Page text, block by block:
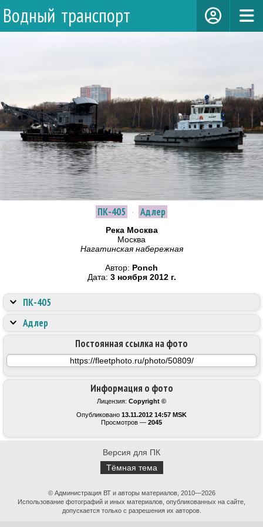
Водный транспорт
ПК-405 · Адлер
Река Москва
Москва
Нагатинская набережная
Автор: Ponch
Дата: 3 ноября 2012 г.
Информация о фото
Лицензия: Copyright ©
Опубликовано 13.11.2012 14:57 MSK
Просмотров — 2045
Постоянная ссылка на фото
ПК-405
Адлер
Версия для ПК
Тёмная тема
© Администрация ВТ и авторы материалов, 2010—2026
Использование фотографий и иных материалов, опубликованных на сайте,
допускается только с разрешения их авторов.